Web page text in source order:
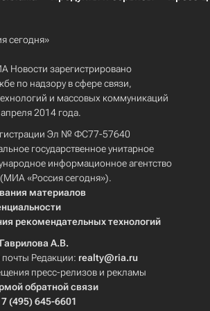
сегодня»
Новости зарегистрировано
по надзору в сфере связи,
и массовых коммуникаций
2014 года.
Эл № ФС77-57640
государственное унитарное
информационное агентство
(МИА «Россия сегодня»).
материалов
рекомендательных технологий
Гаврилова А.В.
Редакции: realty@ria.ru
пресс-релизов и рекламы
обратной связи
7 (495) 645-6601